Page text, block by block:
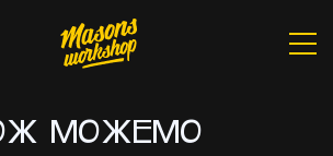
МОЖЕМО